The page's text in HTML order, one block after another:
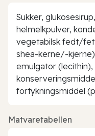
Sukker,
helmelkpulver,
vegetabilsk fedt/
shea-kerne/-
emulgator (lecithin),
fortykningsmiddel
Matvaretabellen